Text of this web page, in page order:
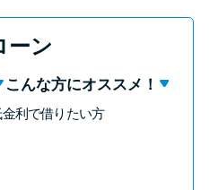
ーン
こんな方にオススメ！
利で借りたい方